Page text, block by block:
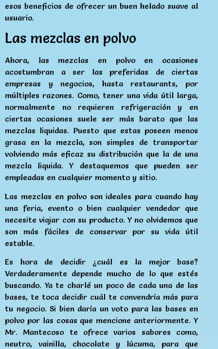
esos beneficios de ofrecer un buen helado suave al
usuario.
Las mezclas en polvo
Ahora, las mezclas en polvo en ocasiones
acostumbran a ser las preferidas de ciertas
empresas y negocios, hasta restaurants, por
múltiples razones. Como, tener una vida útil larga,
normalmente no requieren refrigeración y en
ciertas ocasiones suele ser más barato que las
mezclas liquidas. Puesto que estas poseen menos
grasa en la mezcla, son simples de transportar
volviendo más eficaz su distribución que la de una
mezcla liquida. Y destaquemos que pueden ser
empleadas en cualquier momento y sitio.
Las mezclas en polvo son ideales para cuando hay
una feria, evento o bien cualquier vendedor que
necesite viajar con su producto. Y no olvidemos que
son más fáciles de conservar por su vida útil
estable.
Es hora de decidir ¿cuál es la mejor base?
Verdaderamente depende mucho de lo que estés
buscando. Ya te charlé un poco de cada una de las
bases, te toca decidir cuál te convendría más para
tu negocio. Si bien daría un voto para las bases en
polvo por las cosas que mencione anteriormente. Y
Mr. Mantecoso te ofrece varios sabores como,
neutro, vainilla, chocolate y lúcuma, para que